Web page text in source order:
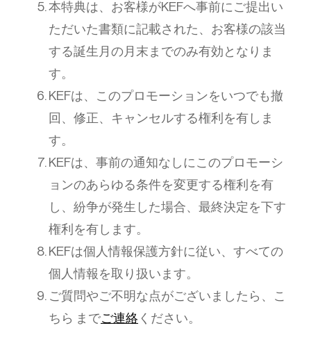
本特典は、お客様がKEFへ事前にご提出い
ただいた書類に記載された、お客様の該当
する誕生月の月末までのみ有効となりま
す。
KEFは、このプロモーションをいつでも撤
回、修正、キャンセルする権利を有しま
す。
KEFは、事前の通知なしにこのプロモーシ
ョンのあらゆる条件を変更する権利を有
し、紛争が発生した場合、最終決定を下す
権利を有します。
KEFは個人情報保護方針に従い、すべての
個人情報を取り扱います。
ご質問やご不明な点がございましたら、こ
ちら までご連絡 ください。